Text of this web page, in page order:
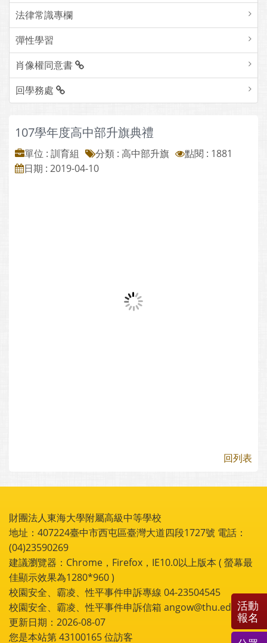
法律常識專欄
彈性學習
肖像權同意書
回學務處
107學年度高中部升旗典禮
單位 : 訓育組 分類 : 高中部升旗
點閱 : 1881
日期 : 2019-04-10
回列表
財團法人東海大學附屬高級中等學校
地址：407224臺中市西屯區臺灣大道四段1727號 電話：
(04)23590269
建議瀏覽器：Chrome，Firefox，IE10.0以上版本 ( 螢幕最
佳顯示效果為1280*960 )
校園安全、霸凌、性平事件申訴專線 04-23504545
校園安全、霸凌、性平事件申訴信箱 angow@thu.edu.tw
更新日期：2026-08-07
您是本站第43100165位訪客
活動
報名